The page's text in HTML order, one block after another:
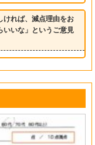
ければ、減点理由をお
いいな」というご意見